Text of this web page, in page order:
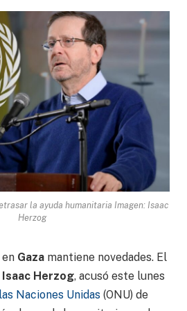
la ayuda humanitaria Imagen: Isaac
Herzog
Gaza mantiene novedades. El
Isaac Herzog, acusó este lunes
Naciones Unidas (ONU) de